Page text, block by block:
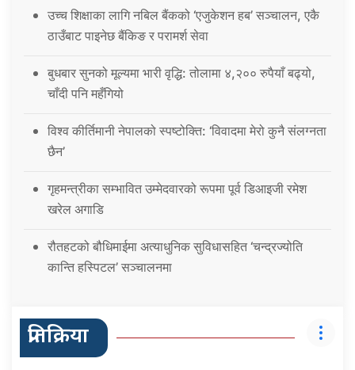
उच्च शिक्षाका लागि नबिल बैंकको ‘एजुकेशन हब’ सञ्चालन, एकै
ठाउँबाट पाइनेछ बैंकिङ र परामर्श सेवा
बुधबार सुनको मूल्यमा भारी वृद्धि: तोलामा ४,२०० रुपैयाँ बढ्यो,
चाँदी पनि महँगियो
विश्व कीर्तिमानी नेपालको स्पष्टोक्ति: ‘विवादमा मेरो कुनै संलग्नता
छैन’
गृहमन्त्रीका सम्भावित उम्मेदवारको रूपमा पूर्व डिआइजी रमेश
खरेल अगाडि
रौतहटको बौधिमाईमा अत्याधुनिक सुविधासहित ‘चन्द्रज्योति
कान्ति हस्पिटल’ सञ्चालनमा
प्रतिक्रिया